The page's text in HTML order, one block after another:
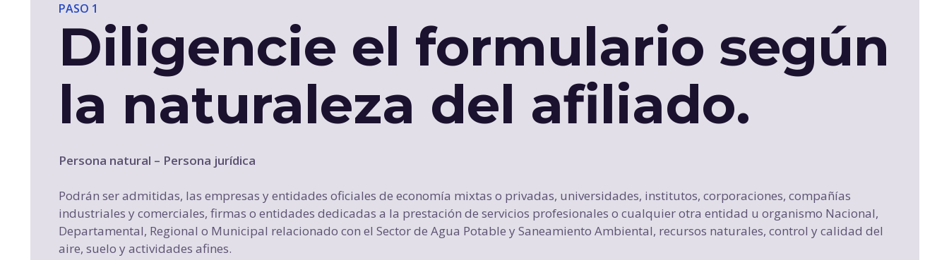
PASO 1
Diligencie el formulario según
la naturaleza del afiliado.
Persona natural – Persona jurídica
Podrán ser admitidas, las empresas y entidades oficiales de economía mixtas o privadas, universidades, institutos, corporaciones, compañías
industriales y comerciales, firmas o entidades dedicadas a la prestación de servicios profesionales o cualquier otra entidad u organismo Nacional,
Departamental, Regional o Municipal relacionado con el Sector de Agua Potable y Saneamiento Ambiental, recursos naturales, control y calidad del
aire, suelo y actividades afines.